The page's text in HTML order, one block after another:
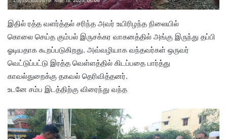
இதில் ரத்த வளர்த்தல் சரிந்த அவர் உயிரிழந்த நிலையில்
கொலை செய்த கும்பல் இருசக்கர வாகனத்தில் அங்கு இருந்து தப்பி
ஓடியதாக கூறப்படுகிறது. அவ்வழியாக வந்தவர்கள் ஒருவர்
வெட்டுப்பட்டு இரத்த வெள்ளத்தில் கிடப்பதை பார்த்து
காவல்துறைக்கு தகவல் தெரிவித்தனர்.
உடனே சம்ப இடத்திற்கு விரைந்து வந்த